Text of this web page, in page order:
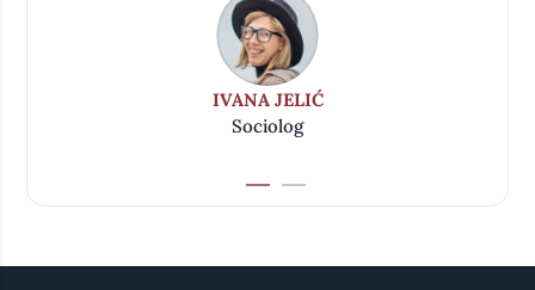
IVANA JELIĆ
Sociolog